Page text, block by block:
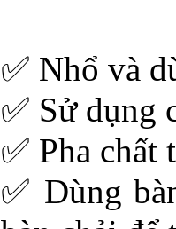
✅ Nhổ và
✅ Sử dụng
✅ Pha
✅ Dùng